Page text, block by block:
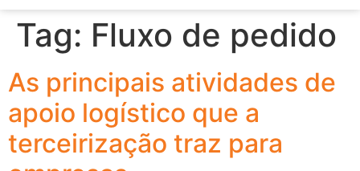
Tag: Fluxo de pedido
As principais atividades de
apoio logístico que a
terceirização traz para